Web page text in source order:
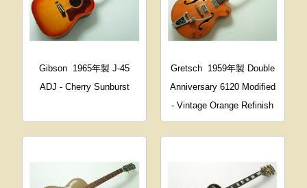
Gibson 1965年製 J-45
ADJ - Cherry Sunburst
Gretsch
1959年製 Double
Anniversary 6120 Modified
- Vintage Orange Refinish